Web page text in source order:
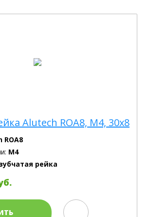
Alutech ROA8, М4, 30х8
ROA8
M4
рейка